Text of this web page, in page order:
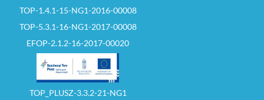
TOP-1.4.1-15-NG1-2016-00008
TOP-5.3.1-16-NG1-2017-00008
EFOP-2.1.2-16-2017-00020
TOP_PLUSZ-3.3.2-21-NG1